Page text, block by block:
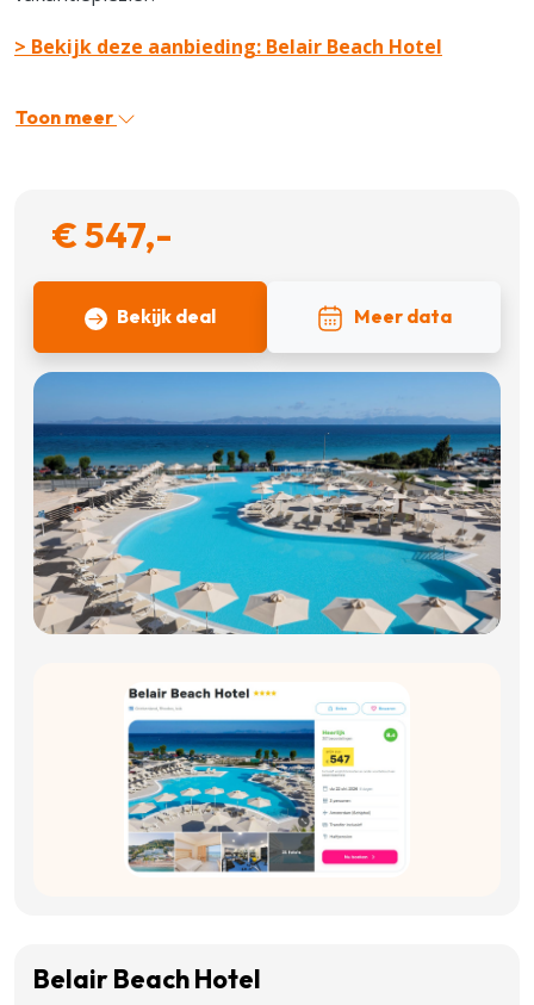
> Bekijk deze aanbieding: Belair Beach Hotel
Toon meer
€ 547,-
Bekijk deal Meer data
Belair Beach Hotel